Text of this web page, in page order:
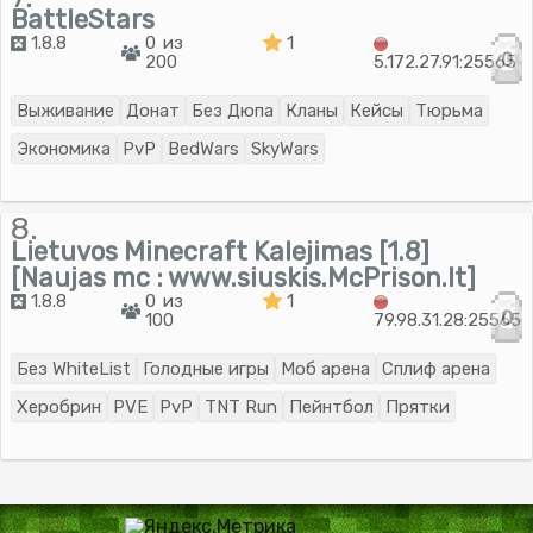
BattleStars
1.8.8
0 из
200
1
5.172.27.91:25565
0
Выживание Донат Без Дюпа Кланы Кейсы
Тюрьма
Экономика
PvP BedWars SkyWars
8.
Lietuvos Minecraft Kalejimas [1.8]
[Naujas mc : www.siuskis.McPrison.lt]
1.8.8
0 из
100
1
79.98.31.28:25565
0
Без WhiteList Голодные игры Моб арена
Сплиф арена
Херобрин
PVE PvP TNT Run Пейнтбол Прятки